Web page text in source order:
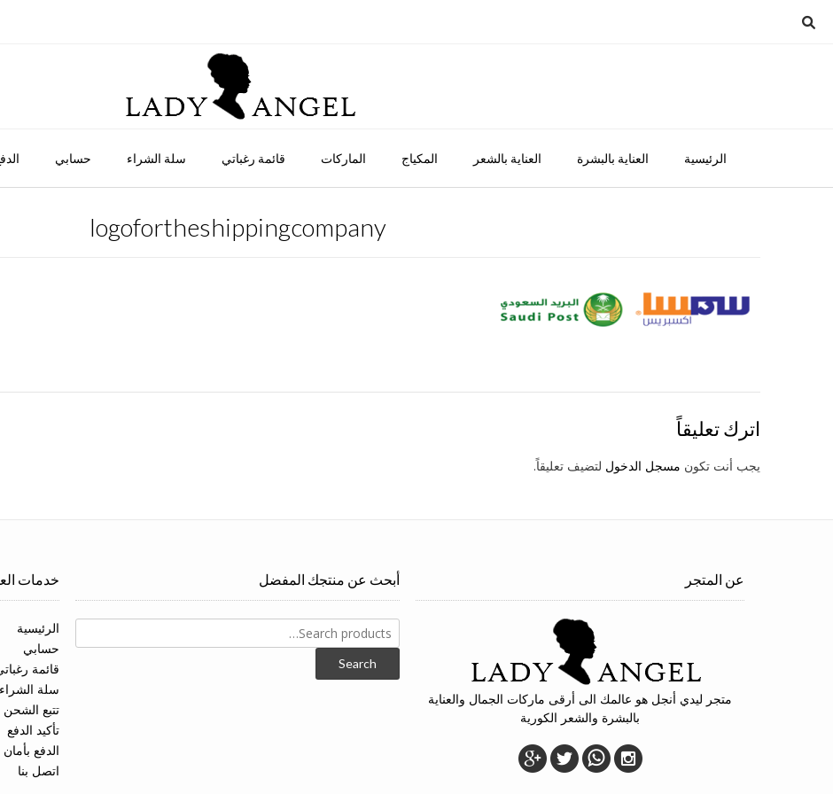
حسابي سلة الشراء قائمة رغباتي الماركات المكياج العناية بالشعر العناية بالبشرة الرئيسية
logofortheshippingcompany
اترك تعليقاً
يجب أنت تكون مسجل الدخول لتضيف تعليقاً.
عن المتجر
متجر ليدي أنجل هو عالمك الى أرقى ماركات الجمال والعناية
بالبشرة والشعر الكورية
أبحث عن منتجك المفضل
Search
for:
Search
خدمات
الرئيسية
حسابي
قائمة
سلة الشراء
تتبع الشحن
تأكيد الدفع
الدفع بأمان
اتصل بنا